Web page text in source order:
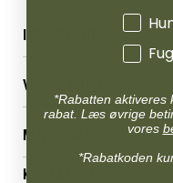
INFORMATION
Betingelser & vilkår
Reklamations- &
Levering & afhentning
Følg din bestilling
Persondatapolitik
Cookies
VORES BUTIK
Vores butikker
Job
Mærker
MIN KONTO
Administrer min konto
KONTAKT OS
*Rabatten aktiveres
rabat. Læs øvrige
vores
*Rabatkoden